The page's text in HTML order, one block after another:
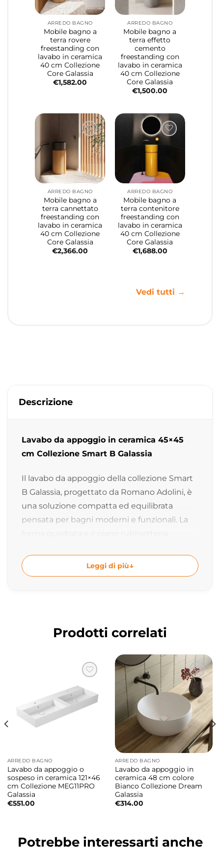
ARREDO BAGNO
Mobile bagno a
terra rovere
freestanding con
lavabo in ceramica
40 cm Collezione
Core Galassia
€1,582.00
ARREDO BAGNO
Mobile bagno a
terra effetto
cemento
freestanding con
lavabo in ceramica
40 cm Collezione
Core Galassia
€1,500.00
ARREDO BAGNO
Mobile bagno a
terra cannettato
freestanding con
lavabo in ceramica
40 cm Collezione
Core Galassia
€2,366.00
ARREDO BAGNO
Mobile bagno a
terra contenitore
freestanding con
lavabo in ceramica
40 cm Collezione
Core Galassia
€1,688.00
Vedi tutti →
Descrizione
Lavabo da appoggio in ceramica 45×45
cm Collezione Smart B Galassia
Il lavabo da appoggio della collezione Smart
B Galassia, progettato da Romano Adolini, è
una soluzione compatta ed equilibrata
pensata per bagni moderni e funzionali. La
design essenziale e contemporaneo.
geometrie pulite e proporzioni armoniose,
Lavabo da appoggio con piano
rubinetteria integrato
Il piano integrato consente una gestione
pratica della rubinetteria, mantenendo al
tempo stesso un’estetica ordinata e
Forma quadrata compatta ed elegante
Le dimensioni 45×45 cm lo rendono una
soluzione versatile, perfetta anche per spazi
bagno più contenuti.
La ceramica è disponibile in finitura Bianco.
Leggi di più
Prodotti correlati
ARREDO BAGNO
Lavabo da appoggio o
sospeso in ceramica 121×46
cm Collezione MEG11PRO
Galassia
€551.00
ARREDO BAGNO
Lavabo da appoggio in
ceramica 48 cm colore
Bianco Collezione Dream
Galassia
€314.00
Potrebbe interessarti anche